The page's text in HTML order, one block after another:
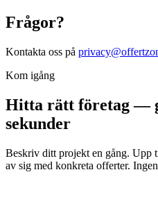
Frågor?
Kontakta oss på
Kom igång
Hitta rätt företag —
sekunder
Beskriv ditt projekt en gång. Upp
av sig med konkreta offerter.